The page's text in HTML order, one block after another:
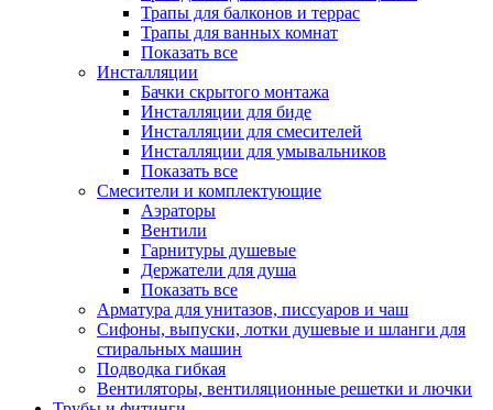
Трапы для балконов и террас
Трапы для ванных комнат
Показать все
Инсталляции
Бачки скрытого монтажа
Инсталляции для биде
Инсталляции для смесителей
Инсталляции для умывальников
Показать все
Смесители и комплектующие
Аэраторы
Вентили
Гарнитуры душевые
Держатели для душа
Показать все
Арматура для унитазов, писсуаров и чаш
Сифоны, выпуски, лотки душевые и шланги для
стиральных машин
Подводка гибкая
Вентиляторы, вентиляционные решетки и лючки